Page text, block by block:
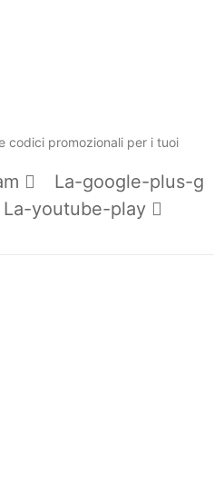
codici promozionali per i tuoi
La-google-plus-g
La-youtube-play